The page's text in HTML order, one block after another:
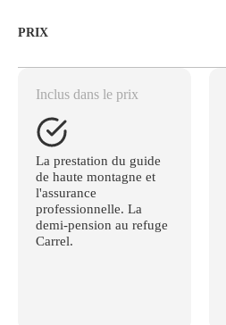
PRIX
Inclus dans le prix
La prestation du guide
de haute montagne et
l'assurance
professionnelle. La
demi-pension au refuge
Carrel.